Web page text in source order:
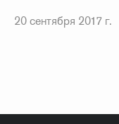
20 сентября 2017 г.